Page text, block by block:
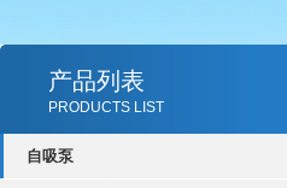
产品列表
PRODUCTS LIST
自吸泵